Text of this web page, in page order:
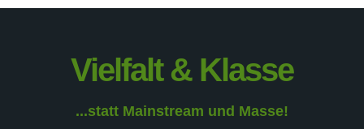
Vielfalt & Klasse
...statt Mainstream und Masse!